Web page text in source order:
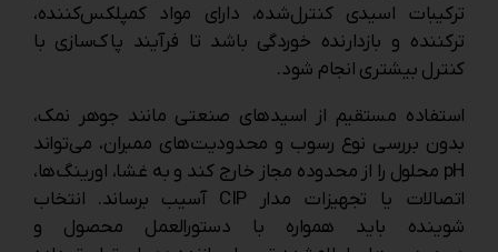
ترکیبات اسیدی کنترل‌شده، دارای مواد کمپلکس‌کننده،
ترکننده و بازدارنده خوردگی باشد تا فرآیند پاک‌سازی با
کنترل بیشتری انجام شود.
استفاده مستقیم از اسیدهای صنعتی مانند جوهر نمک،
بدون بررسی نوع رسوب و محدودیت‌های ممبران، می‌تواند
pH محلول را از محدوده مجاز خارج کند و به غشا، اورینگ‌ها،
اتصالات یا تجهیزات مدار CIP آسیب برساند. انتخاب
شوینده باید همواره با دستورالعمل محصول و